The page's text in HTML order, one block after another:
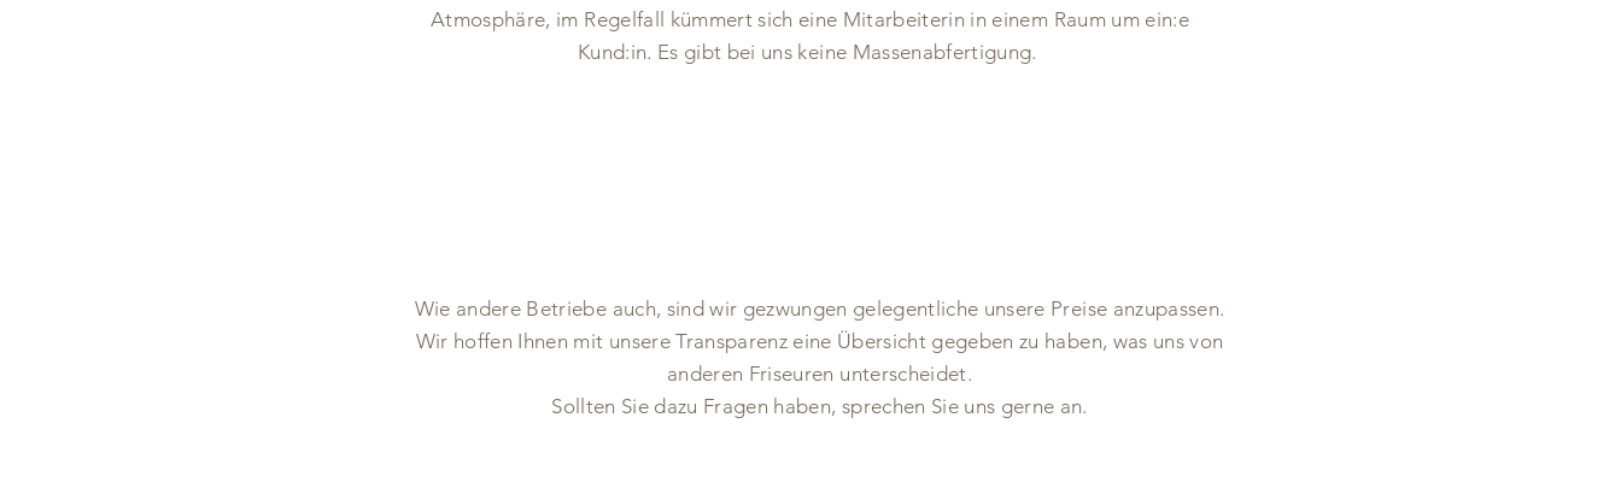
Atmosphäre, im Regelfall ­kümmert sich eine Mitarbeiterin in einem Raum um ein:e
Kund:in. Es gibt bei uns keine Massenabfertigung.
Wie andere Betriebe auch, sind wir gezwungen ­gelegentliche unsere Preise anzupassen.
Wir hoffen Ihnen mit unsere Transparenz eine Übersicht ­gegeben zu haben, was uns von
anderen Friseuren unterscheidet.
Sollten Sie dazu Fragen haben, sprechen Sie uns gerne an.